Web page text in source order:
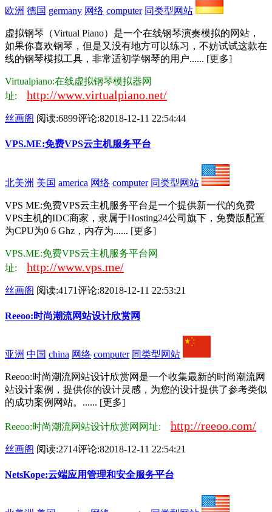
欧洲 德国 germany 网络 computer 同类型网站
虚拟钢琴（Virtual Piano）是一个在线钢琴演奏模拟的网站，
如果你喜欢钢琴，但是又没有地方可以练习，不妨试试这款在
线的钢琴模拟工具，非常适初学钢琴的用户...... [更多]
Virtualpiano:在线虚拟钢琴模拟器网
址: http://www.virtualpiano.net/
丝画阁 阅读:6899评论:82018-12-11 22:54:44
VPS.ME:免费VPS云主机服务平台
北美洲 美国 america 网络 computer 同类型网站
VPS ME:免费VPS云主机服务平台是一个提供新一代的免费
VPS主机的IDC商家，隶属于Hosting24公司旗下，免费版配置
为CPU为0 6 Ghz，内存为...... [更多]
VPS.ME:免费VPS云主机服务平台网
址: http://www.vps.me/
丝画阁 阅读:4171评论:82018-12-11 22:53:21
Reeoo:时尚潮流网站设计欣赏网
亚洲 中国 china 网络 computer 同类型网站
Reeoo:时尚潮流网站设计欣赏网是一个收集最新的时尚潮流网
站设计案例，提供你的设计灵感，为您的设计提供了参考类似
的成功案例网站。...... [更多]
Reeoo:时尚潮流网站设计欣赏网网址: http://reeoo.com/
丝画阁 阅读:2714评论:82018-12-11 22:54:21
NetsKope:云端应用管理和安全服务平台